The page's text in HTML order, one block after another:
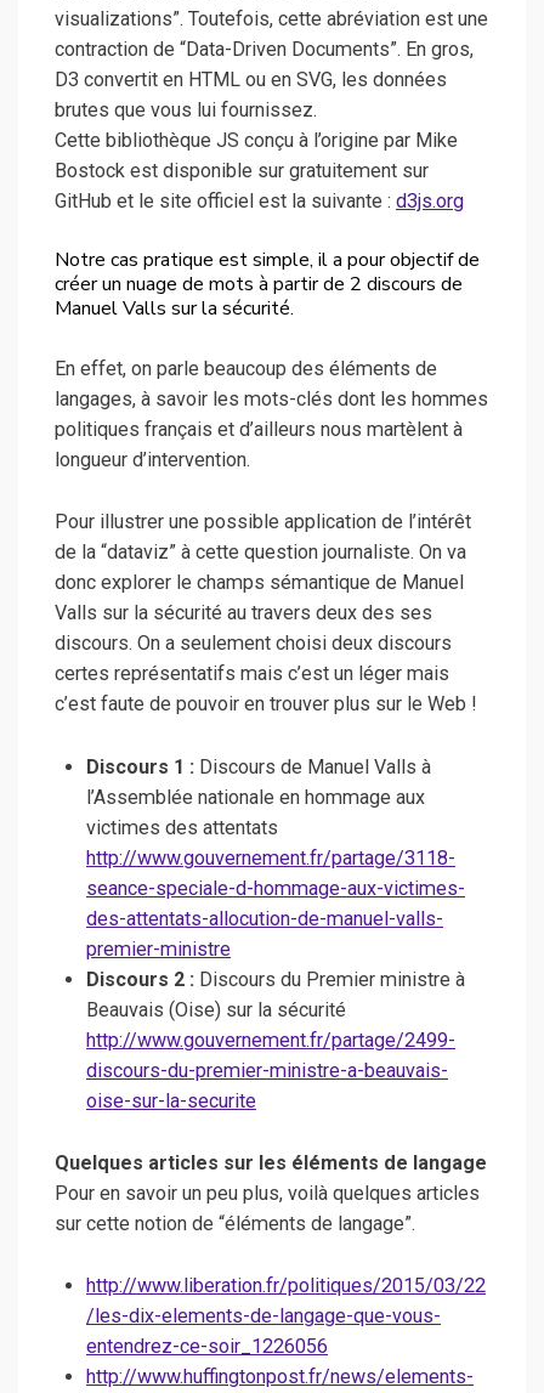
visualizations”. Toutefois, cette abréviation est une
contraction de “Data-Driven Documents”. En gros,
D3 convertit en HTML ou en SVG, les données
brutes que vous lui fournissez.
Cette bibliothèque JS conçu à l’origine par Mike
Bostock est disponible sur gratuitement sur
GitHub et le site officiel est la suivante : d3js.org
Notre cas pratique est simple, il a pour objectif de
créer un nuage de mots à partir de 2 discours de
Manuel Valls sur la sécurité.
En effet, on parle beaucoup des éléments de
langages, à savoir les mots-clés dont les hommes
politiques français et d’ailleurs nous martèlent à
longueur d’intervention.
Pour illustrer une possible application de l’intérêt
de la “dataviz” à cette question journaliste. On va
donc explorer le champs sémantique de Manuel
Valls sur la sécurité au travers deux des ses
discours. On a seulement choisi deux discours
certes représentatifs mais c’est un léger mais
c’est faute de pouvoir en trouver plus sur le Web !
Discours 1 : Discours de Manuel Valls à
l’Assemblée nationale en hommage aux
victimes des attentats
http://www.gouvernement.fr/partage/3118-
seance-speciale-d-hommage-aux-victimes-
des-attentats-allocution-de-manuel-valls-
premier-ministre
Discours 2 : Discours du Premier ministre à
Beauvais (Oise) sur la sécurité
http://www.gouvernement.fr/partage/2499-
discours-du-premier-ministre-a-beauvais-
oise-sur-la-securite
Quelques articles sur les éléments de langage
Pour en savoir un peu plus, voilà quelques articles
sur cette notion de “éléments de langage”.
http://www.liberation.fr/politiques/2015/03/22
/les-dix-elements-de-langage-que-vous-
entendrez-ce-soir_1226056
http://www.huffingtonpost.fr/news/elements-